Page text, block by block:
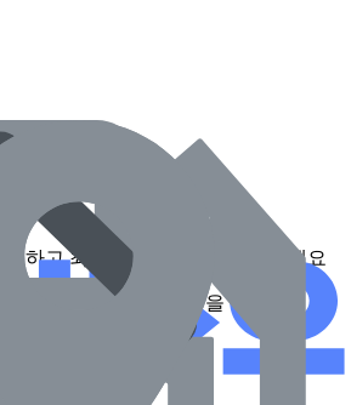
하고 최대 1만원 혜택을 받아보세요
하고 최대 1만원 혜택을 받아보세요